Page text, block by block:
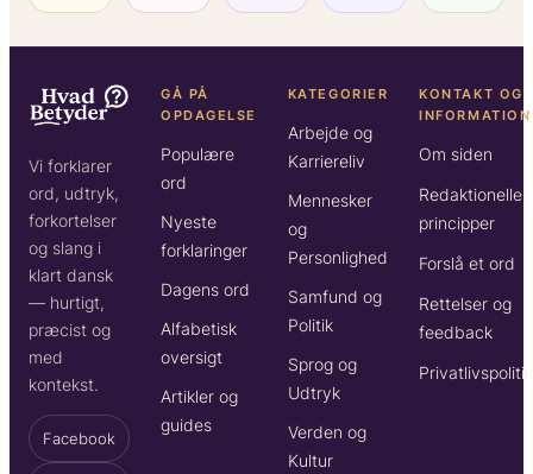
Vi forklarer
ord, udtryk,
forkortelser
og slang i
klart dansk
— hurtigt,
præcist og
med
kontekst.
Facebook
GÅ PÅ
OPDAGELSE
Populære
ord
Nyeste
forklaringer
Dagens ord
Alfabetisk
oversigt
Artikler og
guides
KATEGORIER
Arbejde og
Karriereliv
Mennesker
og
Personlighed
Samfund og
Politik
Sprog og
Udtryk
Verden og
Kultur
KONTAKT OG
INFORMATION
Om siden
Redaktionelle
principper
Forslå et ord
Rettelser og
feedback
Privatlivspolitik